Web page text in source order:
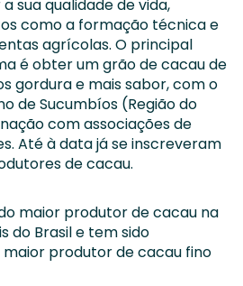
sua qualidade de vida,
como a formação técnica e
agrícolas. O principal
é obter um grão de cacau de
gordura e mais sabor, com o
de Sucumbíos (Região do
com associações de
Até à data já se inscreveram
de cacau.
maior produtor de cacau na
do Brasil e tem sido
produtor de cacau fino